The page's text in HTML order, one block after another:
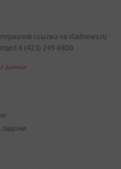
ссылка на vladnews.ru
8 (423) 249-8800
данных
ладони